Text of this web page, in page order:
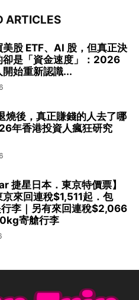
ARTICLES
美股 ETF、AI 股，但真正決
卻是「資金速度」：2026
開始重新認識...
燒後，真正賺錢的人去了哪
年香港投資人瘋狂研究
捷星日本．東京特價票】
來回連稅$1,511起．包
李｜另有來回連稅$2,066
寄艙行李